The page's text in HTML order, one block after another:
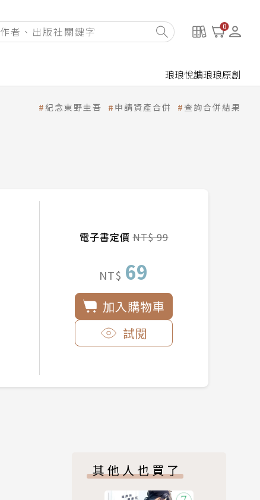
0
琅琅悅讀琅琅原創
紀念東野圭吾 申請資產合併 查詢合併結果
電子書定價NT$ 99
NT$ 69
加入購物車
試閱
其他人也買了